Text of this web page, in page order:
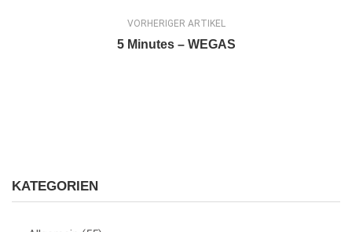
VORHERIGER ARTIKEL
5 Minutes – WEGAS
KATEGORIEN